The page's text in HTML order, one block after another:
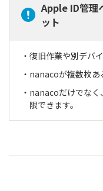
Apple ID管理
ット
復旧作業や別デバ
nanacoが複数枚あ
nanacoだけでなく
限できます。